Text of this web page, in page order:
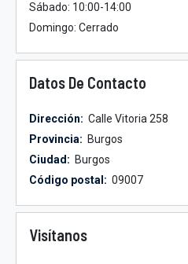
Sábado: 10:00-14:00
Domingo: Cerrado
Datos De Contacto
Dirección: Calle Vitoria 258
Provincia: Burgos
Ciudad: Burgos
Código postal: 09007
Visítanos